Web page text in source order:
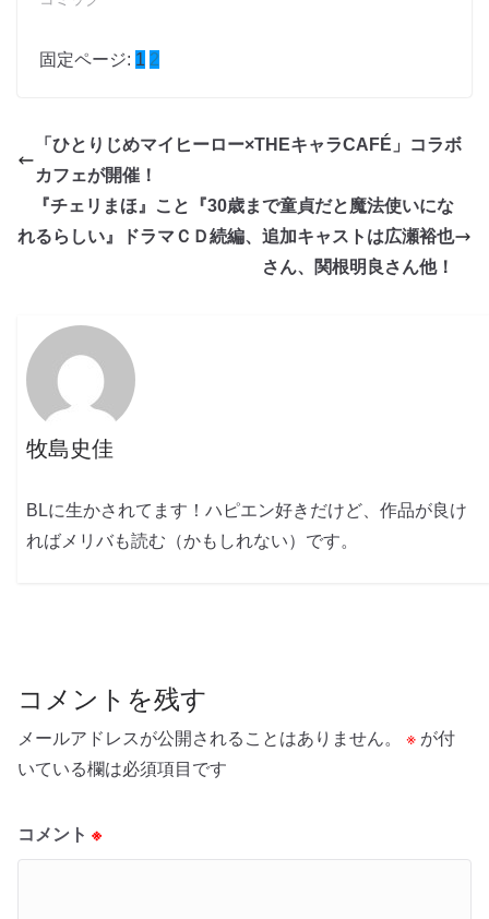
固定ページ: 1 2
「ひとりじめマイヒーロー×THEキャラCAFÉ」コラボ
カフェが開催！
『チェリまほ』こと『30歳まで童貞だと魔法使いにな
れるらしい』ドラマＣＤ続編、追加キャストは広瀬裕也
さん、関根明良さん他！
牧島史佳
BLに生かされてます！ハピエン好きだけど、作品が良け
ればメリバも読む（かもしれない）です。
コメントを残す
メールアドレスが公開されることはありません。 ※ が付
いている欄は必須項目です
コメント ※